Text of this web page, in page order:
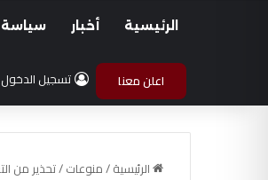
الرئيسية أخبار سياسة
اعلن معنا تسجيل الدخول
الرئيسية/منوعات/تحذير من